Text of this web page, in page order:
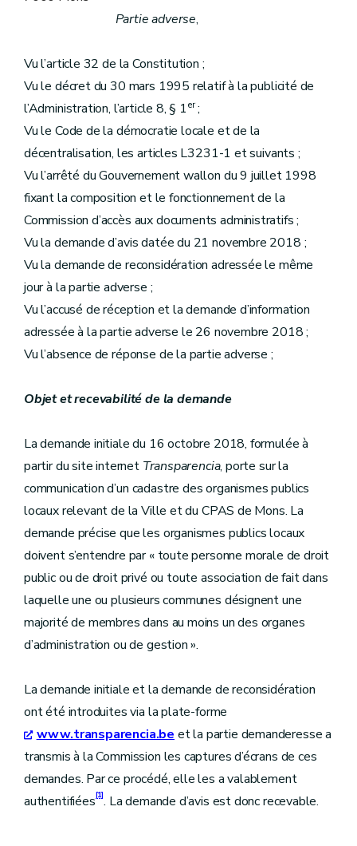
Partie adverse,
Vu l’article 32 de la Constitution ;
Vu le décret du 30 mars 1995 relatif à la publicité de
l’Administration, l’article 8, § 1er;
Vu le Code de la démocratie locale et de la
décentralisation, les articles L3231-1 et suivants ;
Vu l’arrêté du Gouvernement wallon du 9 juillet 1998
fixant la composition et le fonctionnement de la
Commission d’accès aux documents administratifs ;
Vu la demande d’avis datée du 21 novembre 2018 ;
Vu la demande de reconsidération adressée le même
jour à la partie adverse ;
Vu l’accusé de réception et la demande d’information
adressée à la partie adverse le 26 novembre 2018 ;
Vu l’absence de réponse de la partie adverse ;
Objet et recevabilité de la demande
La demande initiale du 16 octobre 2018, formulée à
partir du site internet Transparencia, porte sur la
communication d’un cadastre des organismes publics
locaux relevant de la Ville et du CPAS de Mons. La
demande précise que les organismes publics locaux
doivent s’entendre par « toute personne morale de droit
public ou de droit privé ou toute association de fait dans
laquelle une ou plusieurs communes désignent une
majorité de membres dans au moins un des organes
d’administration ou de gestion ».
La demande initiale et la demande de reconsidération
ont été introduites via la plate-forme
www.transparencia.be et la partie demanderesse a
transmis à la Commission les captures d’écrans de ces
demandes. Par ce procédé, elle les a valablement
authentifiées[1]. La demande d’avis est donc recevable.